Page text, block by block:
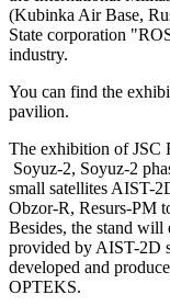
(Kubinka Air Base,
State corporation
industry.
You can find the
pavilion.
The exhibition of JSC
Soyuz-2, Soyuz-2
small satellites AIST-
Obzor-R, Resurs-PM
Besides, the stand will
provided by AIST-2D
developed and
OPTEKS.